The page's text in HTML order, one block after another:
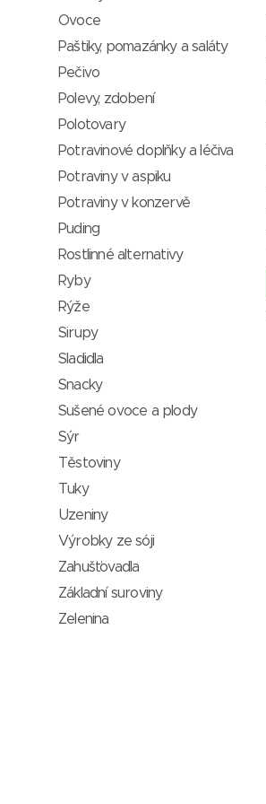
Ovoce
Paštiky, pomazánky a saláty
Pečivo
Polevy, zdobení
Polotovary
Potravinové doplňky a léčiva
Potraviny v aspiku
Potraviny v konzervě
Puding
Rostlinné alternativy
Ryby
Rýže
Sirupy
Sladidla
Snacky
Sušené ovoce a plody
Sýr
Těstoviny
Tuky
Uzeniny
Výrobky ze sóji
Zahušťovadla
Základní suroviny
Zelenina